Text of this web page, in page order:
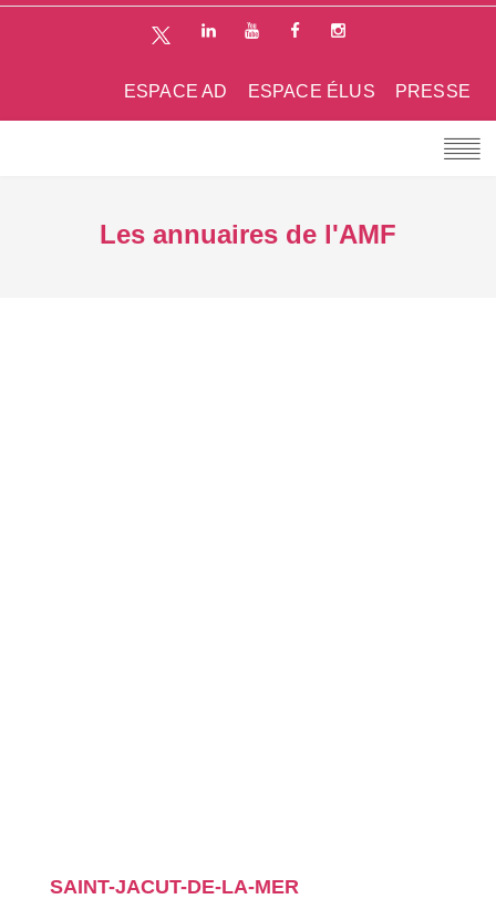
PRESSE
ESPACE ÉLUS
ESPACE AD
Les annuaires de l'AMF
SAINT-JACUT-DE-LA-MER